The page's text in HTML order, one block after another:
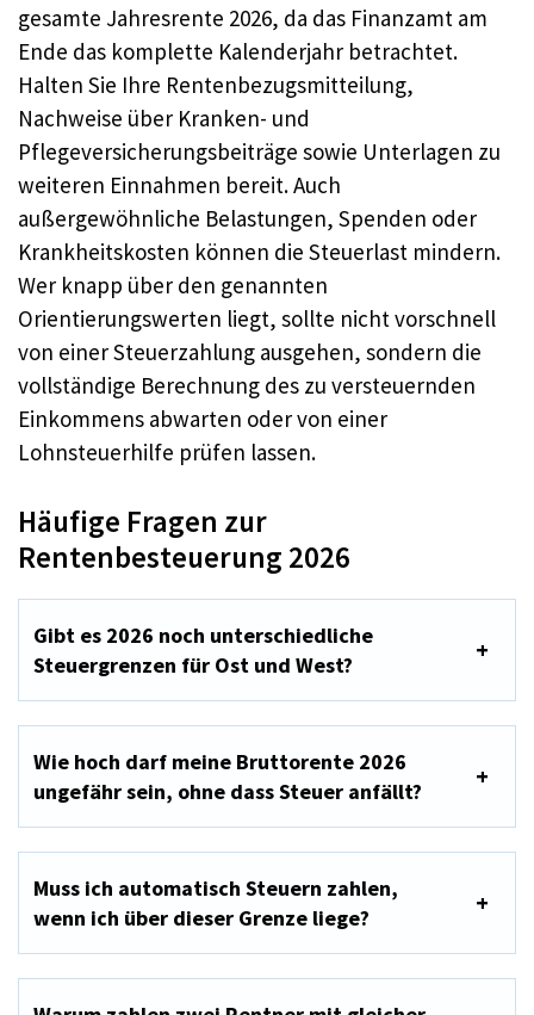
gesamte Jahresrente 2026, da das Finanzamt am
Ende das komplette Kalenderjahr betrachtet.
Halten Sie Ihre Rentenbezugsmitteilung,
Nachweise über Kranken- und
Pflegeversicherungsbeiträge sowie Unterlagen zu
weiteren Einnahmen bereit. Auch
außergewöhnliche Belastungen, Spenden oder
Krankheitskosten können die Steuerlast mindern.
Wer knapp über den genannten
Orientierungswerten liegt, sollte nicht vorschnell
von einer Steuerzahlung ausgehen, sondern die
vollständige Berechnung des zu versteuernden
Einkommens abwarten oder von einer
Lohnsteuerhilfe prüfen lassen.
Häufige Fragen zur
Rentenbesteuerung 2026
Gibt es 2026 noch unterschiedliche
Steuergrenzen für Ost und West?
Wie hoch darf meine Bruttorente 2026
ungefähr sein, ohne dass Steuer anfällt?
Muss ich automatisch Steuern zahlen,
wenn ich über dieser Grenze liege?